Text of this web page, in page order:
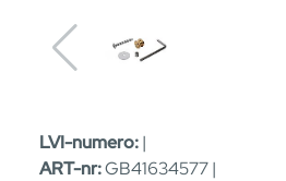
LVI-numero:|
ART-nr:GB41634577 |